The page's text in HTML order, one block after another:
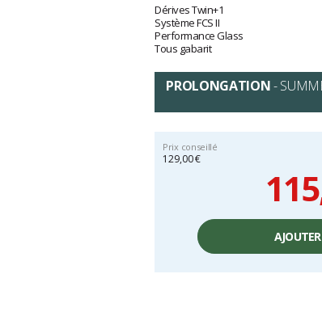
avis
clients
Dérives Twin+1
Système FCS II
Performance Glass
Tous gabarit
PROLONGATION-
Prix conseillé
129,00 €